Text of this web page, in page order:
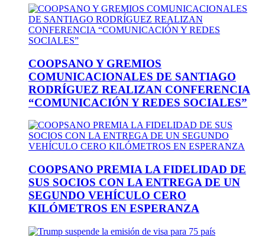
COOPSANO Y GREMIOS
COMUNICACIONALES DE SANTIAGO
RODRÍGUEZ REALIZAN CONFERENCIA
“COMUNICACIÓN Y REDES SOCIALES”
COOPSANO PREMIA LA FIDELIDAD DE
SUS SOCIOS CON LA ENTREGA DE UN
SEGUNDO VEHÍCULO CERO
KILÓMETROS EN ESPERANZA